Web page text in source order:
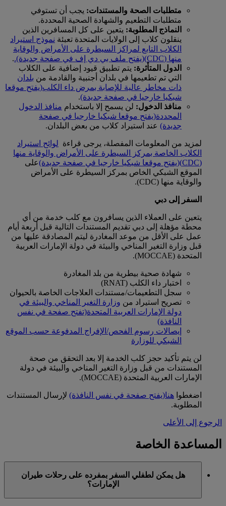
متطلبات الصحة والمستندات: يجب أن تستوفي
متطلبات التطعيم والشهادة الصحية المحددة.
النماذج المطلوبة: يتعين على كل المسافرين الذين
ينقلون كلاب إلى الولايات المتحدة تعبئة نموذج استيراد
الكلاب التابع لمراكز السيطرة على الأمراض والوقاية
منها (CDC)
(يفتح ملف بي دي إف في صفحة جديدة)..
الدول المتأثرة: يتم تطبيق قيود إضافية على الكلاب
التي تم تطعيمها في بلدان أجنبية والقادمة من بلدان
ذات مخاطر عالية للإصابة بمرض داء الكلب(يفتح موقعا
شبكيا خارجيا في صفحة جديدة).
منافذ الدخول: لن يسمح إلا باستخدام منافذ الدخول
المحددة(يفتح موقعا شبكيا خارجيا في صفحة
جديدة) عند استيراد كلاب من بعض البلدان.
لمزيد من المعلومات المفصلة، يرجى قراءة لوائح استيراد
الكلاب الخاصة بمركز السيطرة على الأمراض والوقاية منها
(CDC)
(يفتح موقعا شبكيا خارجيا في صفحة جديدة)على
الموقع الشبكي الخاص بمركز السيطرة على الأمراض
والوقاية منها (CDC).
السفر إلى دبي
يتعين على العملاء الذين يسافرون مع كلب خدمة من أي
محطة مؤهلة إلى دبي تقديم المستندات التالية قبل أربعة أيام
عمل على الأقل من موعد المغادرة ليتم المصادقة عليها من
قبل وزارة التغير المناخي والبيئة في دولة الإمارات العربية
المتحدة (MOCCAE).
شهادة صحية بيطرية من بلد المغادرة
اختبار داء الكلب (RNAT)
سجل التطعيمات/مستندات العلاجات الخاصة بالحيوان
تصريح استيراد من وزارة التغير المناخي والبيئة في
دولة الإمارات العربية المتحدة(تفتح صفحة في نفس
النافذة)
إيصالات رسوم الفحص/الإفراج المدفوعة حسب الموقع
الشبكي للوزارة
لن يتم تأكيد حجز كلب الخدمة إلا بعد التحقق من صحة
المستندات من قبل وزارة التغير المناخي والبيئة في دولة
الإمارات العربية المتحدة (MOCCAE).
اضغطوا هنا(يفتح صفحة في نفس النافذة) لإرسال المستندات
المطلوبة.
الرجوع إلى الأعلى
المساعدة الخاصة
هل يمكن لطفلي السفر بمفرده على رحلات طيران
الإمارات؟